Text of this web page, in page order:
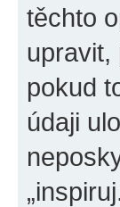
těchto
upravit,
pokud
údaji